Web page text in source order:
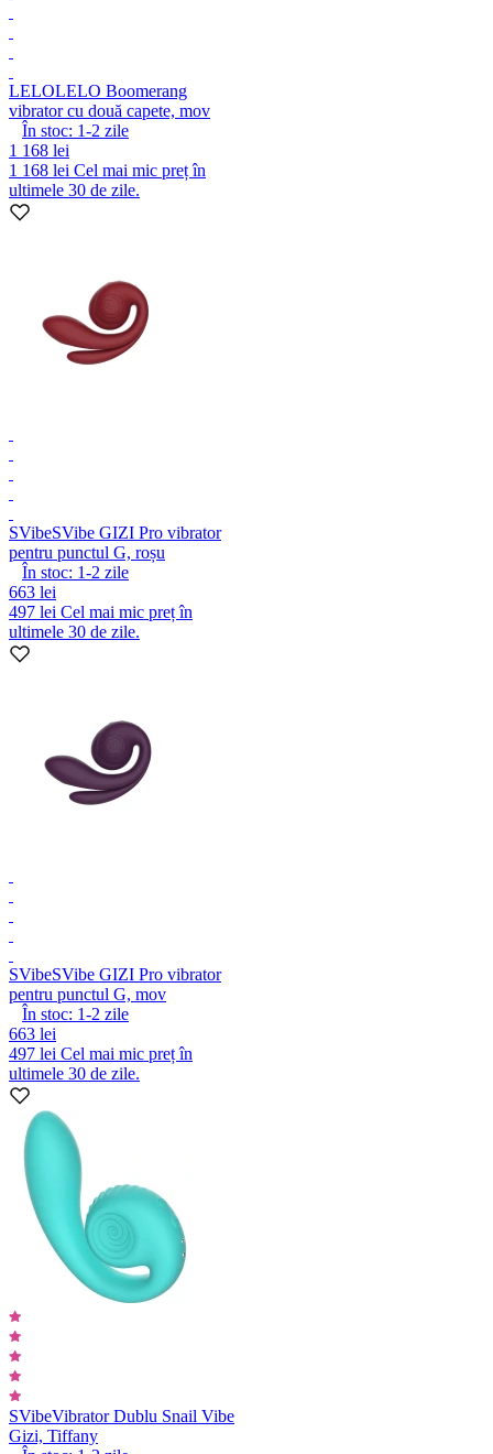
LELOLELO Boomerang
vibrator cu două capete, mov
În stoc: 1-2 zile
1 168 lei
1 168 lei Cel mai mic preț în
ultimele 30 de zile.
SVibeSVibe GIZI Pro vibrator
pentru punctul G, roșu
În stoc: 1-2 zile
663 lei
497 lei Cel mai mic preț în
ultimele 30 de zile.
SVibeSVibe GIZI Pro vibrator
pentru punctul G, mov
În stoc: 1-2 zile
663 lei
497 lei Cel mai mic preț în
ultimele 30 de zile.
SVibeVibrator Dublu Snail Vibe
Gizi, Tiffany